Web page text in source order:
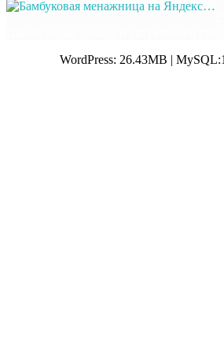
WordPress: 26.43MB |